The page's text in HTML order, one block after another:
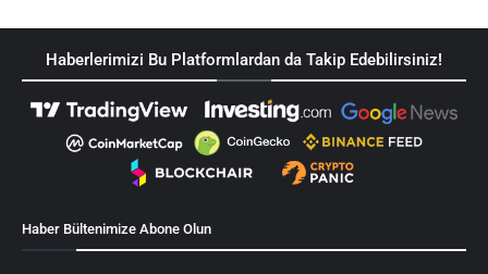
Haberlerimizi Bu Platformlardan da Takip Edebilirsiniz!
Haber Bültenimize Abone Olun